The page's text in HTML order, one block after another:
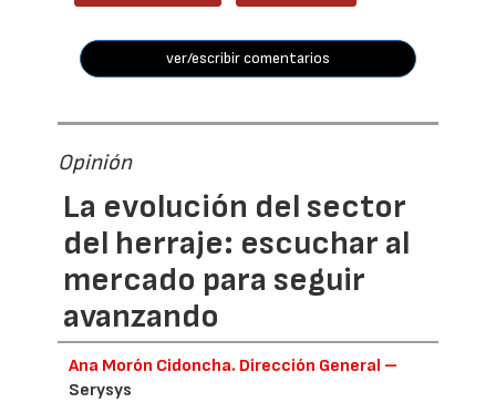
ver/escribir comentarios
Opinión
La evolución del sector
del herraje: escuchar al
mercado para seguir
avanzando
Ana Morón Cidoncha. Dirección General –
Serysys